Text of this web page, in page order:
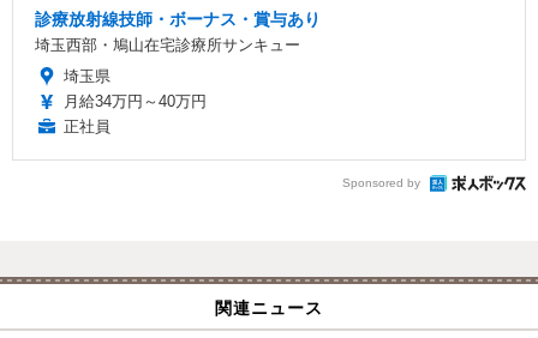
診療放射線技師・ボーナス・賞与あり
埼玉西部・鳩山在宅診療所サンキュー
埼玉県
月給34万円～40万円
正社員
Sponsored by
関連ニュース